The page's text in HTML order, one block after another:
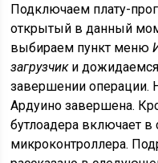
Подключаем плату-
открытый в данный
выбираем пункт меню
загрузчики
завершении операции.
Ардуино завершена.
бутлоадера включает
микроконтроллера.